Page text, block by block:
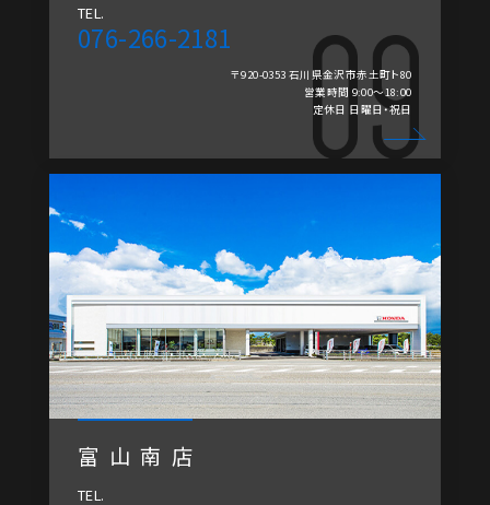
TEL.
076-266-2181
〒920-0353 石川県金沢市赤土町ト80
営業時間 9:00～18:00
定休日 日曜日・祝日
富山南店
TEL.